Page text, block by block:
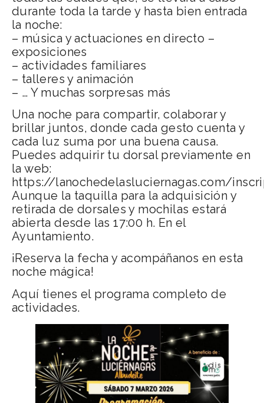
durante toda la tarde y hasta bien entrada
la noche:
– música y actuaciones en directo –
exposiciones
– actividades familiares
– talleres y animación
– … Y muchas sorpresas más
Una noche para compartir, colaborar y
brillar juntos, donde cada gesto cuenta y
cada luz suma por una buena causa.
Puedes adquirir tu dorsal previamente en
la web:
https://lanochedelasluciernagas.com/
Aunque la taquilla para la adquisición y
retirada de dorsales y mochilas estará
abierta desde las 17:00 h. En el
Ayuntamiento.
¡Reserva la fecha y acompáñanos en esta
noche mágica!
Aquí tienes el programa completo de
actividades.